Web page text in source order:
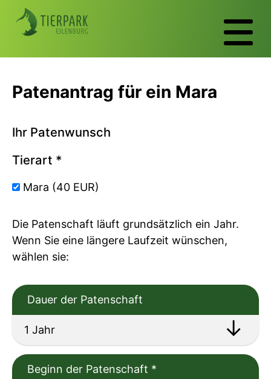
Patenantrag für ein Mara
Ihr Patenwunsch
Tierart *
Mara (40 EUR)
Die Patenschaft läuft grundsätzlich ein Jahr.
Wenn Sie eine längere Laufzeit wünschen,
wählen sie:
Dauer der Patenschaft
Beginn der Patenschaft *